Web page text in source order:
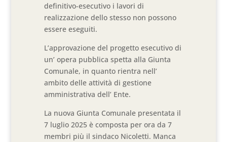
definitivo-esecutivo i lavori di
realizzazione dello stesso non possono
essere eseguiti.
L’approvazione del progetto esecutivo di
un’ opera pubblica spetta alla Giunta
Comunale, in quanto rientra nell’
ambito delle attività di gestione
amministrativa dell’ Ente.
La nuova Giunta Comunale presentata il
7 luglio 2025 è composta per ora da 7
membri più il sindaco Nicoletti. Manca